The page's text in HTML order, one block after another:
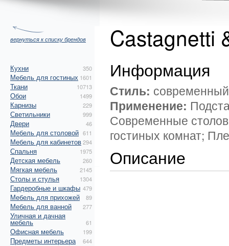
вернуться к списку брендов
Кухни 350
Мебель для гостиных 1601
Ткани 10713
Обои 1499
Карнизы 229
Светильники 999
Двери 46
Мебель для столовой 611
Мебель для кабинетов294
Спальня 1975
Детская мебель 260
Мягкая мебель 2145
Столы и стулья 1304
Гардеробные и шкафы 479
Мебель для прихожей 89
Мебель для ванной 277
Уличная и дачная
мебель 61
Офисная мебель 199
Предметы интерьера 644
Castagnetti
Информация
Стиль:
Применение:
Современные
гостиных комнат;
Описание